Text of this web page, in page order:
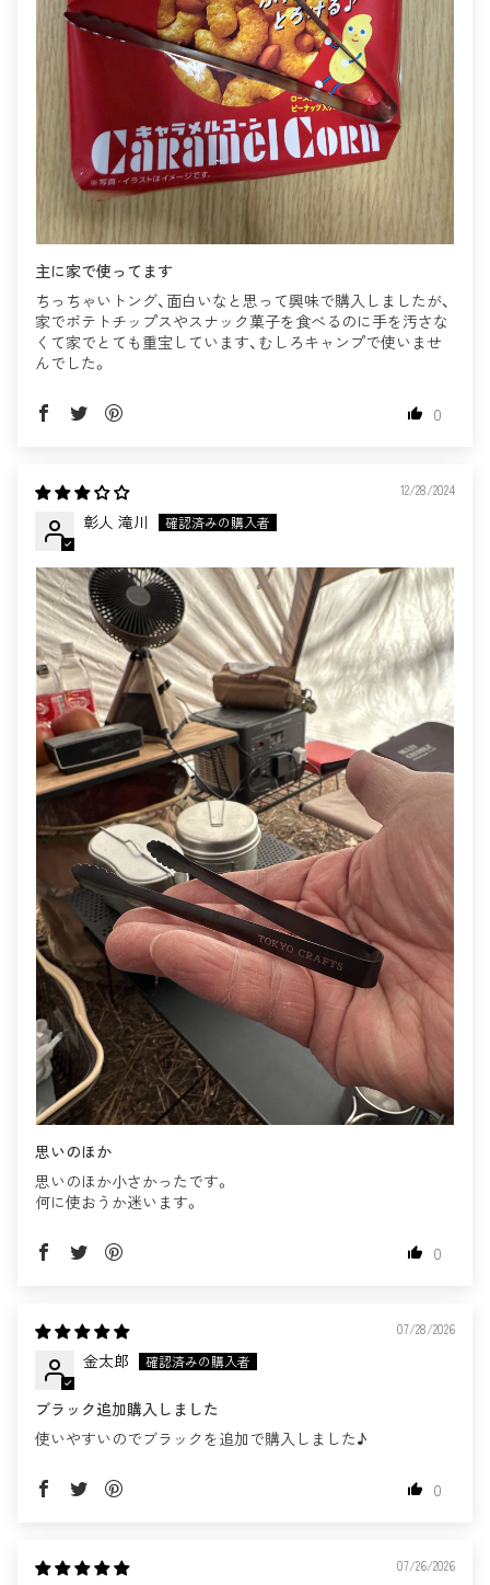
主に家で使ってます
ちっちゃいトング、面白いなと思って興味で購入しましたが、
家でポテトチップスやスナック菓子を食べるのに手を汚さな
くて家でとても重宝しています、むしろキャンプで使いませ
んでした。
0
12/28/2024
彰人 滝川
思いのほか
思いのほか小さかったです。
何に使おうか迷います。
0
07/28/2026
金太郎
ブラック追加購入しました
使いやすいのでブラックを追加で購入しました♪
0
07/26/2026